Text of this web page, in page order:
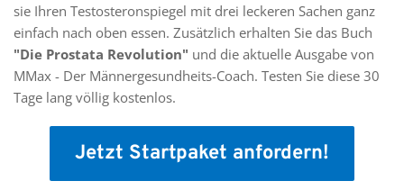
sie Ihren Testosteronspiegel mit drei leckeren Sachen ganz
"Die Prostata Revolution" und die aktuelle Ausgabe von
MMax - Der Männergesundheits-Coach. Testen Sie diese 30
Tage lang völlig kostenlos.
Jetzt Startpaket anfordern!